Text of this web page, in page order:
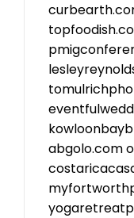
abgolo.com